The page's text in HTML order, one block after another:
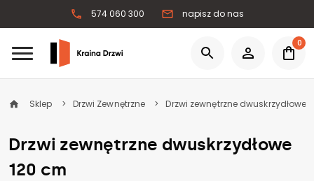
574 060 300 napisz do nas
0
Sklep Drzwi Zewnętrzne Drzwi zewnętrzne dwuskrzydłowe
Drzwi zewnętrzne dwuskrzydłowe
120 cm